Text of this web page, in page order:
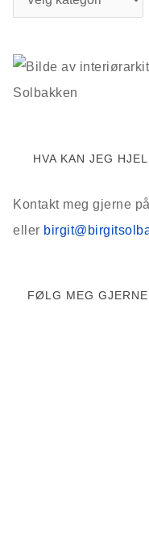
a
e
g
e
r
HVA KAN JEG
Kontakt meg gjerne
eller
FØLG MEG